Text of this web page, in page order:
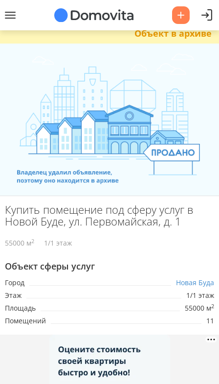
Объект в архиве
Купить помещение под сферу услуг в
Новой Буде, ул. Первомайская, д. 1
55000 м2 1/1 этаж
Объект сферы услуг
Город
Новая Буда
Этаж
1/1 этаж
Площадь
55000 м2
Помещений 11